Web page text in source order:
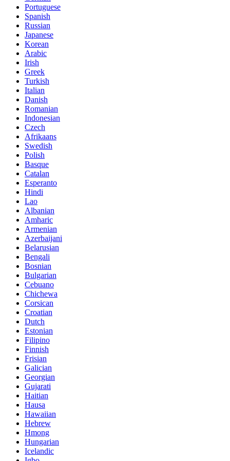
Portuguese
Spanish
Russian
Japanese
Korean
Arabic
Irish
Greek
Turkish
Italian
Danish
Romanian
Indonesian
Czech
Afrikaans
Swedish
Polish
Basque
Catalan
Esperanto
Hindi
Lao
Albanian
Amharic
Armenian
Azerbaijani
Belarusian
Bengali
Bosnian
Bulgarian
Cebuano
Chichewa
Corsican
Croatian
Dutch
Estonian
Filipino
Finnish
Frisian
Galician
Georgian
Gujarati
Haitian
Hausa
Hawaiian
Hebrew
Hmong
Hungarian
Icelandic